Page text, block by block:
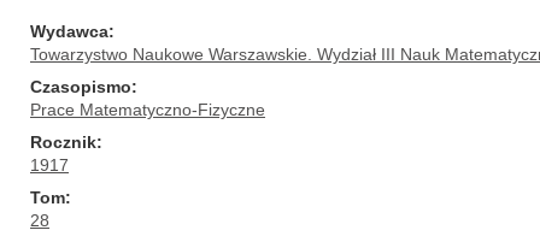
Wydawca
Towarzystwo Naukowe Warszawskie. Wydział III Nauk
Czasopismo
Prace Matematyczno-Fizyczne
Rocznik
1917
Tom
28